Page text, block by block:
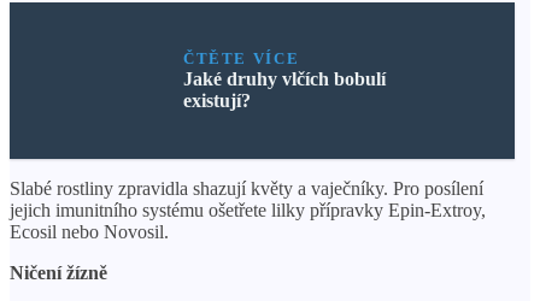
ČTĚTE VÍCE
Jaké druhy vlčích bobulí
existují?
Slabé rostliny zpravidla shazují květy a vaječníky. Pro posílení
jejich imunitního systému ošetřete lilky přípravky Epin-Extroy,
Ecosil nebo Novosil.
Ničení žízně